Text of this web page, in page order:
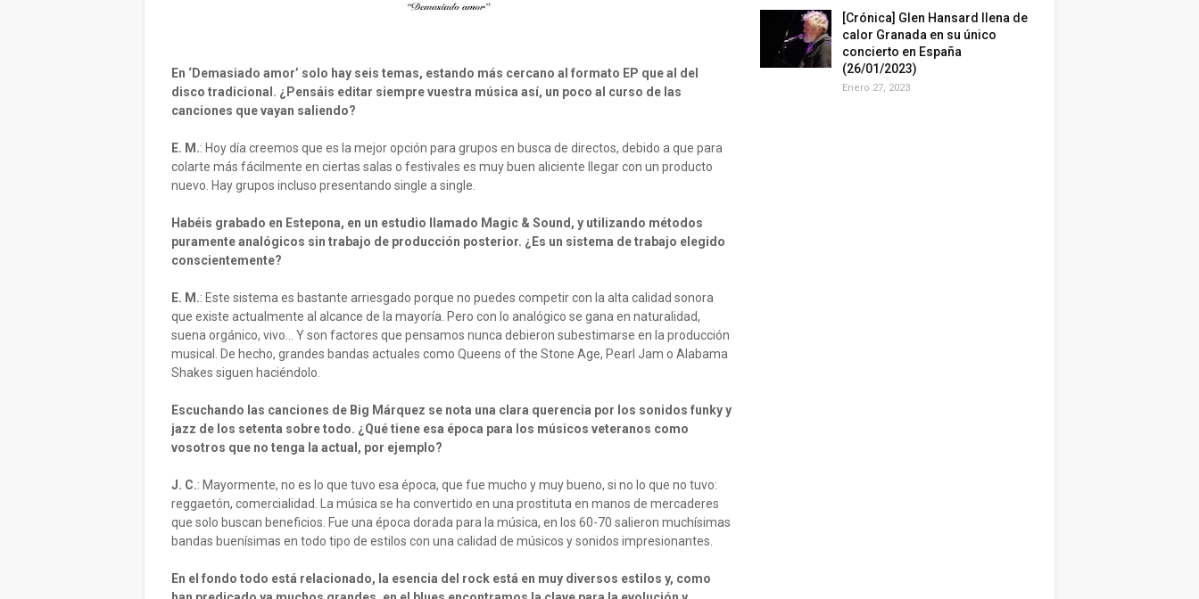
En ‘Demasiado amor’ solo hay seis temas, estando más cercano al formato EP que al del
disco tradicional. ¿Pensáis editar siempre vuestra música así, un poco al curso de las
canciones que vayan saliendo?
E. M.: Hoy día creemos que es la mejor opción para grupos en busca de directos, debido a que para
colarte más fácilmente en ciertas salas o festivales es muy buen aliciente llegar con un producto
nuevo. Hay grupos incluso presentando single a single.
Habéis grabado en Estepona, en un estudio llamado Magic & Sound, y utilizando métodos
puramente analógicos sin trabajo de producción posterior. ¿Es un sistema de trabajo elegido
conscientemente?
E. M.: Este sistema es bastante arriesgado porque no puedes competir con la alta calidad sonora
que existe actualmente al alcance de la mayoría. Pero con lo analógico se gana en naturalidad,
suena orgánico, vivo… Y son factores que pensamos nunca debieron subestimarse en la producción
musical. De hecho, grandes bandas actuales como Queens of the Stone Age, Pearl Jam o Alabama
Shakes siguen haciéndolo.
Escuchando las canciones de Big Márquez se nota una clara querencia por los sonidos funky y
jazz de los setenta sobre todo. ¿Qué tiene esa época para los músicos veteranos como
vosotros que no tenga la actual, por ejemplo?
J. C.: Mayormente, no es lo que tuvo esa época, que fue mucho y muy bueno, si no lo que no tuvo:
reggaetón, comercialidad. La música se ha convertido en una prostituta en manos de mercaderes
que solo buscan beneficios. Fue una época dorada para la música, en los 60-70 salieron muchísimas
bandas buenísimas en todo tipo de estilos con una calidad de músicos y sonidos impresionantes.
En el fondo todo está relacionado, la esencia del rock está en muy diversos estilos y, como
[Crónica] Glen Hansard llena de
calor Granada en su único
concierto en España
(26/01/2023)
Enero 27, 2023